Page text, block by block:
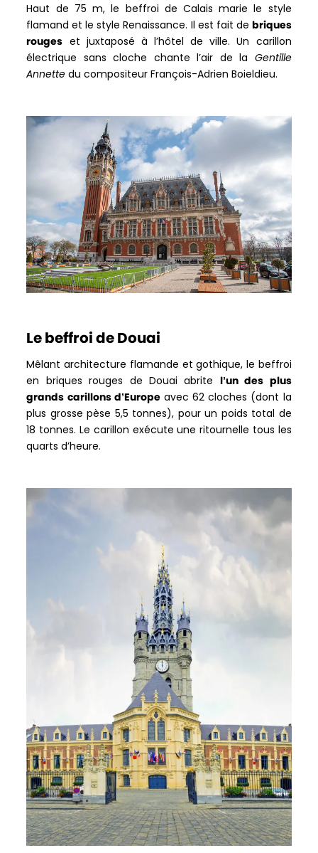
Haut de 75 m, le beffroi de Calais marie le style
flamand et le style Renaissance. Il est fait de briques
rouges et juxtaposé à l’hôtel de ville. Un carillon
électrique sans cloche chante l’air de la Gentille
Annette du compositeur François-Adrien Boieldieu.
Le beffroi de Douai
Mêlant architecture flamande et gothique, le beffroi
en briques rouges de Douai abrite l’un des plus
grands carillons d’Europeavec 62 cloches (dont la
plus grosse pèse 5,5 tonnes), pour un poids total de
18 tonnes. Le carillon exécute une ritournelle tous les
quarts d’heure.